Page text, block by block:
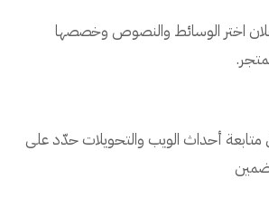
اختر الوسائط والنصوص وخصصها
أحداث الويب والتحويلات حدّد على